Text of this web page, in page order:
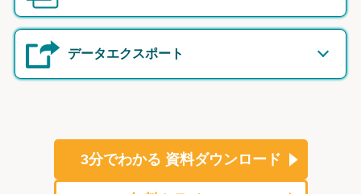
データエクスポート
3分でわかる 資料ダウンロード